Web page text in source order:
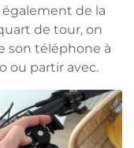
de la
de tour, on
son téléphone à
ou partir avec.